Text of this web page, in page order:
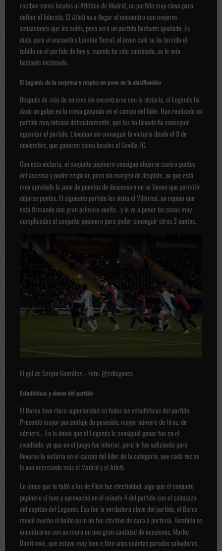
reciben como locales al Atlético de Madrid, un partido muy clave para
definir el liderato. El Atleti va a llegar al encuentro con mejores
sensaciones que los culés, pero será un partido bastante igualado. Es
duda para el encuentro Lamine Yamal, el joven culé se ha torcido el
tobillo en el partido de hoy y, cuando ha sido cambiado, se le veía
bastante incómodo.
El Leganés da la sorpresa y respira un poco en la clasificación
Después de más de un mes sin encontrarse con la victoria, el Leganés ha
dado un golpe en la mesa ganando en el campo del líder. Han realizado un
partido muy intenso defensivamente, que les ha llevado ha conseguir
aguantar el partido. Llevaban sin conseguir la victoria desde el 9 de
noviembre, que ganaron cómo locales al Sevilla FC.
Con esta victoria, el conjunto pepinero consigue alejarse cuatro puntos
del ascenso y poder respirar, pero sin margen de despiste, ya que está
muy apretada la zona de puestos de descenso y no se tienen que permitir
dejarse puntos. El siguiente partido les visita el Villareal, un equipo que
está firmando una gran primera vuelta , y le va a poner las cosas muy
complicadas al conjunto pepinero para poder conseguir otros 3 puntos.
El gol de Sergio González. - Foto: @cdleganes
Estadísticas y claves del partido
El Barca tuvo clara superioridad en todas las estadísticas del partido.
Presentó mayor porcentaje de posesión, mayor número de tiros, de
córners... En lo único que el Leganés le consiguió ganar fue en el
resultado, ya que en el juego fue inferior, pero le fue suficiente para
llevarse la victoria en el campo del líder de la categoría, que cada vez se
le van acercando más el Madrid y el Atleti.
Lo único que le faltó a los de Flick fue efectividad, algo que el conjunto
pepinero si tuvo y aprovechó en el minuto 4 del partido con el cabezazo
del capitán del Leganés. Esa fue la verdadera clave del partido, el Barca
movió mucho el balón pero no fue efectivo de cara a portería. También se
encontraron con un muro en una gran cantidad de ocasiones, Marko
Dimitrovic, que estuvo muy bien e hizo unas cuántas paradas salvadoras,